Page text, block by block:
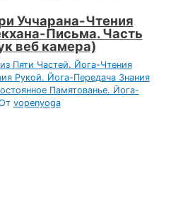
Уччарана-Чтения
Письма. Часть
веб камера)
Пяти Частей. Йога-Чтения
Рукой. Йога-Передача Знания
Памятованье. Йога-
vopenyoga